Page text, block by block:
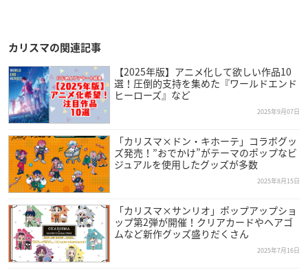
カリスマの関連記事
【2025年版】アニメ化して欲しい作品10
選！圧倒的支持を集めた『ワールドエンド
ヒーローズ』など
2025年9月07日
「カリスマ×ドン・キホーテ」コラボグッ
ズ発売！”おでかけ”がテーマのポップなビ
ジュアルを使用したグッズが多数
2025年8月15日
「カリスマ×サンリオ」ポップアップショ
ップ第2弾が開催！クリアカードやヘアゴ
ムなど新作グッズ盛りだくさん
2025年7月16日